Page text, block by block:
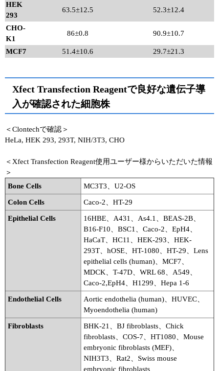
HEK
293
63.5±12.5 52.3±12.4
CHO-
K1
86±0.8 90.9±10.7
MCF7 51.4±10.6 29.7±21.3
Xfect Transfection Reagentで良好な遺伝子導
入が確認された細胞株
＜Clontechで確認＞
HeLa, HEK 293, 293T, NIH/3T3, CHO
＜Xfect Transfection Reagent使用ユーザー様からいただいた情報
＞
Bone Cells
MC3T3、U2-OS
Colon Cells Caco-2、HT-29
Epithelial Cells
16HBE、A431、As4.1、BEAS-2B、
B16-F10、BSC1、Caco-2、EpH4、
HaCaT、HC11、HEK-293、HEK-
293T、hOSE、HT-1080、HT-29、Lens
epithelial cells (human)、MCF7、
MDCK、T-47D、WRL 68、A549、
Caco-2,EpH4、H1299、Hepa 1-6
Endothelial Cells
Aortic endothelia (human)、HUVEC、
Myoendothelia (human)
Fibroblasts
BHK-21、BJ fibroblasts、Chick
fibroblasts、COS-7、HT1080、Mouse
embryonic fibroblasts (MEF)、
NIH3T3、Rat2、Swiss mouse
embryonic fibroblasts